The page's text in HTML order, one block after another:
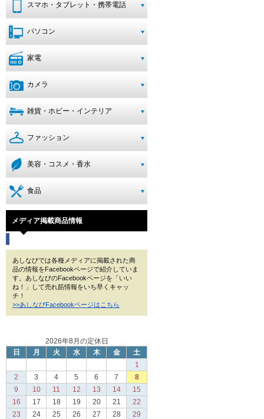
スマホ・タブレット・携帯電話
パソコン
家電
カメラ
雑貨・ホビー・インテリア
ファッション
美容・コスメ・香水
食品
メディア掲載商品情報
あしなびでは各種メディアに掲載された商
品の情報をFacebookページで紹介していま
す。あしなびのFacebookページを「いい
ね！」して売れ筋情報をいち早くキャッ
チ！
>>あしなびFacebookページはこちら
2026年8月の定休日
日
月 火 水 木 金
土
1
2
3 4 5 6 7
8
9
10 11 12 13 14
15
16
17 18 19 20 21
22
23
24 25 26 27 28
29